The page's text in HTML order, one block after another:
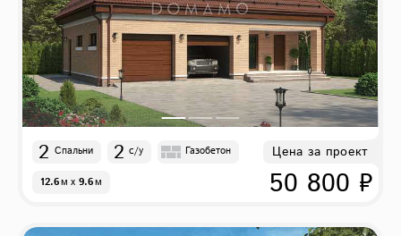
2 Спальни 2 с/у Газобетон
12.6м x 9.6м
Цена за проект
50 800 ₽